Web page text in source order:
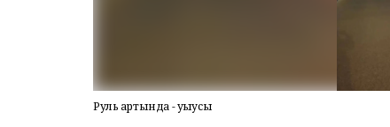
Руль артында - уҡыусы